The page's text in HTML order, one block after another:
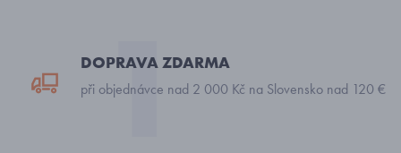
DOPRAVA ZDARMA
při objednávce nad 2 000 Kč na Slovensko nad 120 €